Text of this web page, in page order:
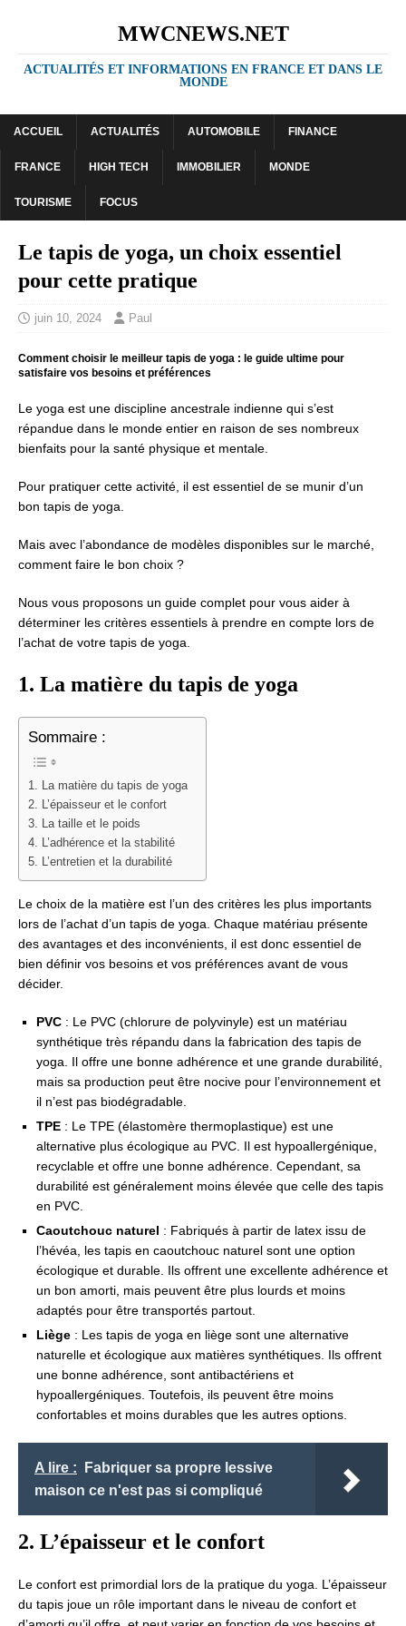
MWCNEWS.NET
ACTUALITÉS ET INFORMATIONS EN FRANCE ET DANS LE
MONDE
ACCUEIL ACTUALITÉS AUTOMOBILE FINANCE
FRANCE HIGH TECH IMMOBILIER MONDE
TOURISME FOCUS
Le tapis de yoga, un choix essentiel
pour cette pratique
juin 10, 2024 Paul
Comment choisir le meilleur tapis de yoga : le guide ultime pour
satisfaire vos besoins et préférences
Le yoga est une discipline ancestrale indienne qui s’est
répandue dans le monde entier en raison de ses nombreux
bienfaits pour la santé physique et mentale.
Pour pratiquer cette activité, il est essentiel de se munir d’un
bon tapis de yoga.
Mais avec l’abondance de modèles disponibles sur le marché,
comment faire le bon choix ?
Nous vous proposons un guide complet pour vous aider à
déterminer les critères essentiels à prendre en compte lors de
l’achat de votre tapis de yoga.
1. La matière du tapis de yoga
Sommaire :
1. La matière du tapis de yoga
2. L’épaisseur et le confort
3. La taille et le poids
4. L’adhérence et la stabilité
5. L’entretien et la durabilité
Le choix de la matière est l’un des critères les plus importants
lors de l’achat d’un tapis de yoga. Chaque matériau présente
des avantages et des inconvénients, il est donc essentiel de
bien définir vos besoins et vos préférences avant de vous
décider.
PVC : Le PVC (chlorure de polyvinyle) est un matériau
synthétique très répandu dans la fabrication des tapis de
yoga. Il offre une bonne adhérence et une grande durabilité,
mais sa production peut être nocive pour l’environnement et
il n’est pas biodégradable.
TPE : Le TPE (élastomère thermoplastique) est une
alternative plus écologique au PVC. Il est hypoallergénique,
recyclable et offre une bonne adhérence. Cependant, sa
durabilité est généralement moins élevée que celle des tapis
en PVC.
Caoutchouc naturel : Fabriqués à partir de latex issu de
l’hévéa, les tapis en caoutchouc naturel sont une option
écologique et durable. Ils offrent une excellente adhérence et
un bon amorti, mais peuvent être plus lourds et moins
adaptés pour être transportés partout.
Liège : Les tapis de yoga en liège sont une alternative
naturelle et écologique aux matières synthétiques. Ils offrent
une bonne adhérence, sont antibactériens et
hypoallergéniques. Toutefois, ils peuvent être moins
confortables et moins durables que les autres options.
A lire :
Fabriquer sa propre lessive
maison ce n'est pas si compliqué
2. L’épaisseur et le confort
Le confort est primordial lors de la pratique du yoga. L’épaisseur
du tapis joue un rôle important dans le niveau de confort et